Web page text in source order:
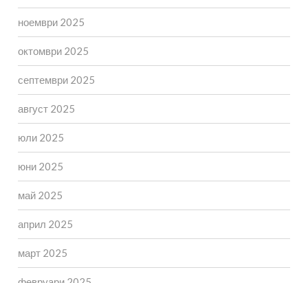
ноември 2025
октомври 2025
септември 2025
август 2025
юли 2025
юни 2025
май 2025
април 2025
март 2025